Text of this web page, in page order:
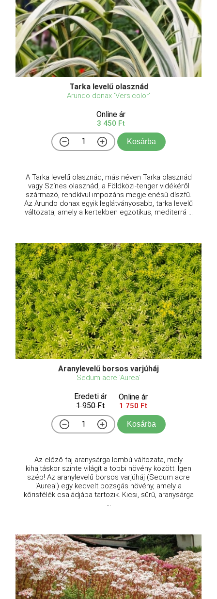
Tarka levelű olasznád
Arundo donax 'Versicolor'
Online ár
3 450 Ft
Kosárba
A Tarka levelű olasznád, más néven Tarka olasznád
vagy Színes olasznád, a Földközi-tenger vidékéről
származó, rendkívül impozáns megjelenésű díszfű.
Az Arundo donax egyik leglátványosabb, tarka levelű
változata, amely a kertekben egzotikus, mediterrá ...
Aranylevelű borsos varjúháj
Sedum acre 'Aurea'
Eredeti ár
1 950 Ft
Online ár
1 750 Ft
Kosárba
Az előző faj aranysárga lombú változata, mely
kihajtáskor szinte világít a többi növény között. Igen
szép! Az aranylevelű borsos varjúháj (Sedum acre
'Aurea') egy kedvelt pozsgás növény, amely a
kőrisfélék családjába tartozik. Kicsi, sűrű, aranysárga
...